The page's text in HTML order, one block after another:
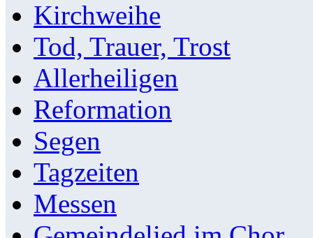
Kirchweihe
Tod, Trauer, Trost
Allerheiligen
Reformation
Segen
Tagzeiten
Messen